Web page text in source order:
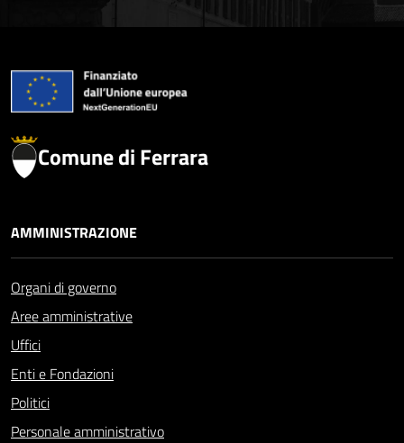
Comune di Ferrara
AMMINISTRAZIONE
Organi di governo
Aree amministrative
Uffici
Enti e Fondazioni
Politici
Personale amministrativo